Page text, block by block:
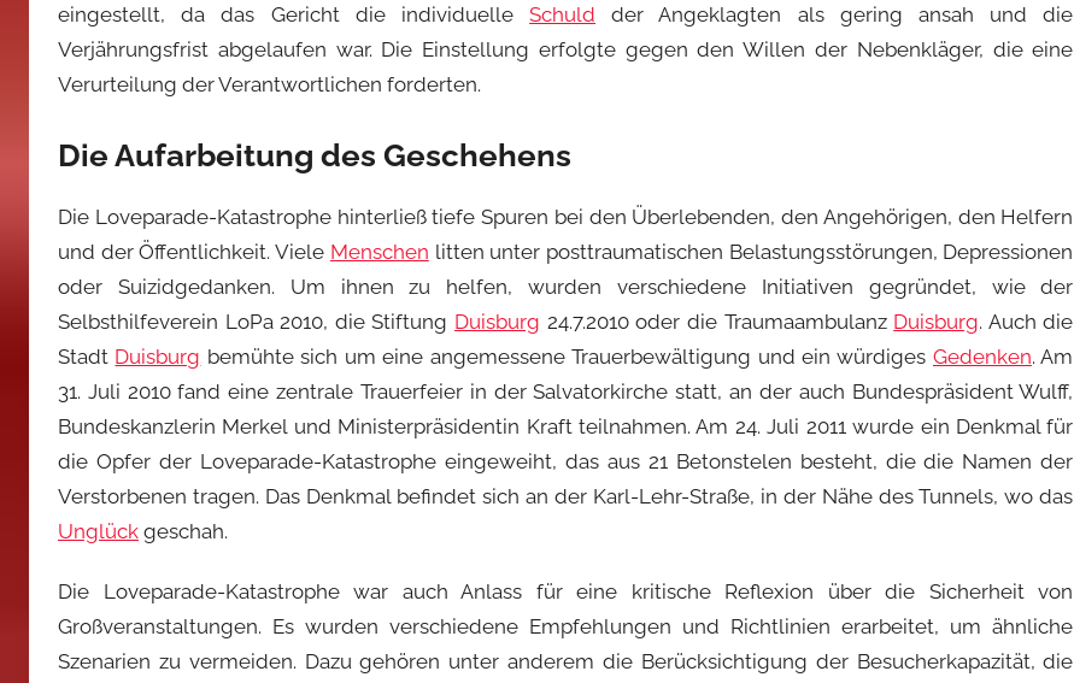
eingestellt, da das Gericht die individuelleSchuld der Angeklagten als gering ansah und die
Verjährungsfrist abgelaufen war. Die Einstellung erfolgte gegen den Willen der Nebenkläger, die eine
Verurteilung der Verantwortlichen forderten.
Die Aufarbeitung des Geschehens
Die Loveparade-Katastrophe hinterließ tiefe Spuren bei den Überlebenden, den Angehörigen, den Helfern
und der Öffentlichkeit. Viele Menschen litten unter posttraumatischen Belastungsstörungen, Depressionen
oder Suizidgedanken. Um ihnen zu helfen, wurden verschiedene Initiativen gegründet, wie der
Selbsthilfeverein LoPa 2010, die Stiftung Duisburg 24.7.2010 oder die Traumaambulanz Duisburg. Auch die
Stadt Duisburg bemühte sich um eine angemessene Trauerbewältigung und ein würdiges Gedenken. Am
31. Juli 2010 fand eine zentrale Trauerfeier in der Salvatorkirche statt, an der auch Bundespräsident Wulff,
Bundeskanzlerin Merkel und Ministerpräsidentin Kraft teilnahmen. Am 24. Juli 2011 wurde ein Denkmal für
die Opfer der Loveparade-Katastrophe eingeweiht, das aus 21 Betonstelen besteht, die die Namen der
Verstorbenen tragen. Das Denkmal befindet sich an der Karl-Lehr-Straße, in der Nähe des Tunnels, wo das
Unglück geschah.
Die Loveparade-Katastrophe war auch Anlass für eine kritische Reflexion über die Sicherheit von
Großveranstaltungen. Es wurden verschiedene Empfehlungen und Richtlinien erarbeitet, um ähnliche
Szenarien zu vermeiden. Dazu gehören unter anderem die Berücksichtigung der Besucherkapazität, die